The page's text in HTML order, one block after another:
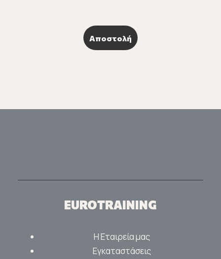
EUROTRAINING
Η Εταιρεία μας
Εγκαταστάσεις